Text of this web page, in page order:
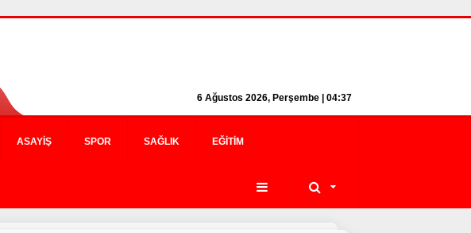
6 Ağustos 2026, Perşembe | 04:37
ASAYIŞ SPOR SAĞLIK EĞITIM